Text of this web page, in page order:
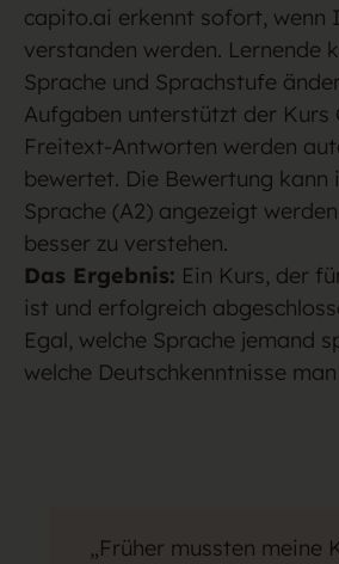
capito.ai erkennt sofort, wenn
verstanden werden. Lernende
Sprache und Sprachstufe
Aufgaben unterstützt der Kurs
Freitext-Antworten werden
bewertet. Die Bewertung kann
Sprache (A2) angezeigt
besser zu verstehen.
Das Ergebnis: Ein Kurs, der
ist und erfolgreich
Egal, welche Sprache jemand
welche Deutschkenntnisse
„Früher mussten meine